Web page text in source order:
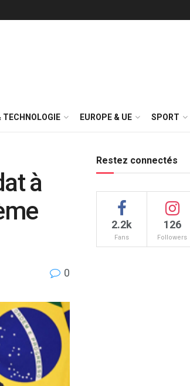
TECHNOLOGIE EUROPE & UE SPORT
à
0
Restez connectés
2.2k
Fans
126
Followers